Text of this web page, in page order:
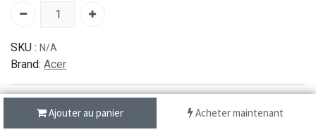
Ajouter au panier Acheter maintenant
SKU : N/A
Brand: Acer
شحن سريع من 1 الى 3 ايام